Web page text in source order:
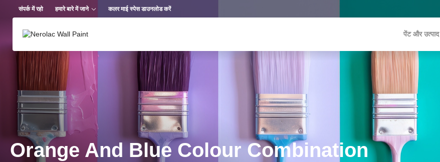
Skip to main content
संपर्क में रहो हमारे बारे में जाने कलर माई स्पेस डाउनलोड करें
पेंट और उत्पाद
Orange And Blue Colour Combination